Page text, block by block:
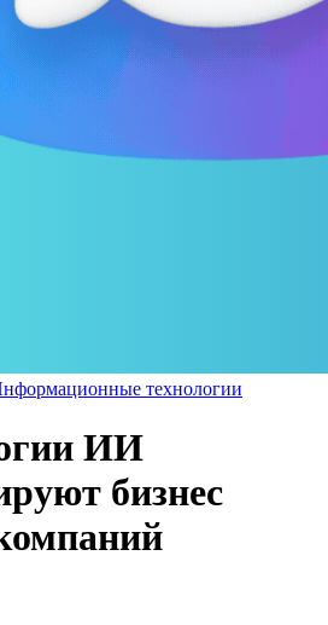
технологии
ИИ
бизнес